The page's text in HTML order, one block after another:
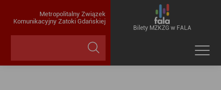
Metropolitalny Związek
Komunikacyjny Zatoki Gdańskiej
Bilety MZKZG w FALA